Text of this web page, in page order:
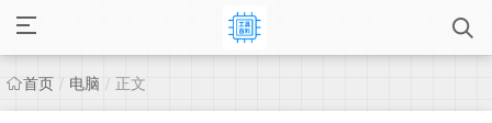
首页 / 电脑 / 正文